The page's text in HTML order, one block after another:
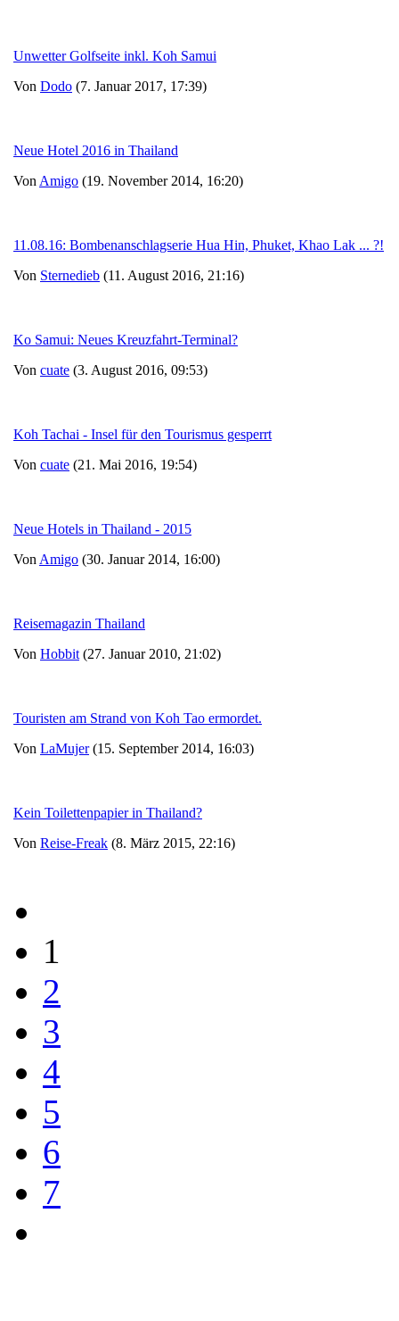
Unwetter Golfseite inkl. Koh Samui
Von Dodo (7. Januar 2017, 17:39)
Neue Hotel 2016 in Thailand
Von Amigo (19. November 2014, 16:20)
11.08.16: Bombenanschlagserie Hua Hin, Phuket, Khao Lak ... ?!
Von Sternedieb (11. August 2016, 21:16)
Ko Samui: Neues Kreuzfahrt-Terminal?
Von cuate (3. August 2016, 09:53)
Koh Tachai - Insel für den Tourismus gesperrt
Von cuate (21. Mai 2016, 19:54)
Neue Hotels in Thailand - 2015
Von Amigo (30. Januar 2014, 16:00)
Reisemagazin Thailand
Von Hobbit (27. Januar 2010, 21:02)
Touristen am Strand von Koh Tao ermordet.
Von LaMujer(15. September 2014, 16:03)
Kein Toilettenpapier in Thailand?
Von Reise-Freak (8. März 2015, 22:16)
1
2
3
4
5
6
7